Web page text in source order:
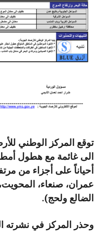
توقع المركز الوطني
الى غائمة مع هطول
أحياناً على أجزاء من
عمران، صنعاء،
الضالع ولحج).
وحذر المركز في نشرته